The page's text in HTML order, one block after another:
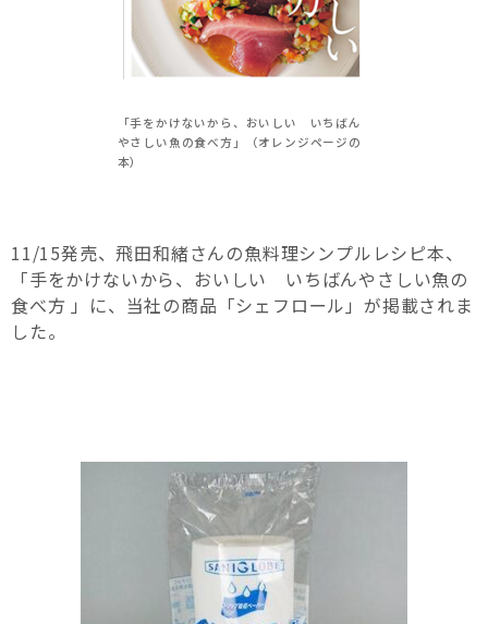
「手をかけないから、おいしい いちばん
やさしい魚の食べ方」（オレンジページの
本）
11/15発売、飛田和緒さんの魚料理シンプルレシピ本、
「手をかけないから、おいしい いちばんやさしい魚の
食べ方 」 に、当社の商品「シェフロール」が掲載されま
した。